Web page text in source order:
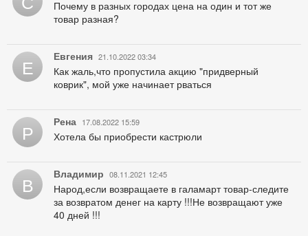
Почему в разных городах цена на один и тот же
товар разная?
Е Евгения 21.10.2022 03:34
Как жаль,что пропустила акцию "придверный
коврик", мой уже начинает рваться
Р Рена 17.08.2022 15:59
Хотела бы приобрести кастрюли
В Владимир 08.11.2021 12:45
Народ,если возвращаете в галамарт товар-следите
за возвратом денег на карту !!!Не возвращают уже
40 дней !!!